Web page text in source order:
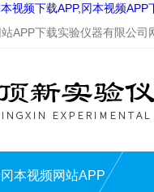
视频下载APP,冈本视频APP
APP下载实验仪器有限公司网站
本视频网站APP